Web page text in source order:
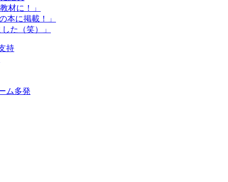
材に！」
本に掲載！」
た（笑）」
持
ム多発